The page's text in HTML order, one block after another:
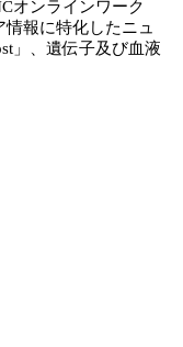
オンラインワーク
報に特化したニュ
」、遺伝子及び血液